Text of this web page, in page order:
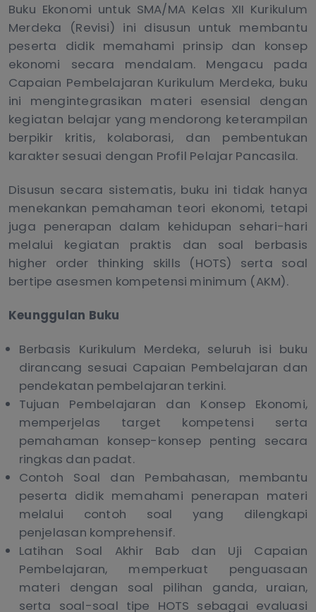
Buku Ekonomi untuk SMA/MA Kelas XII Kurikulum
Merdeka (Revisi) ini disusun untuk membantu
peserta didik memahami prinsip dan konsep
ekonomi secara mendalam. Mengacu pada
Capaian Pembelajaran Kurikulum Merdeka, buku
ini mengintegrasikan materi esensial dengan
kegiatan belajar yang mendorong keterampilan
berpikir kritis, kolaborasi, dan pembentukan
karakter sesuai dengan Profil Pelajar Pancasila.
Disusun secara sistematis, buku ini tidak hanya
menekankan pemahaman teori ekonomi, tetapi
juga penerapan dalam kehidupan sehari-hari
melalui kegiatan praktis dan soal berbasis
higher order thinking skills (HOTS) serta soal
bertipe asesmen kompetensi minimum (AKM).
Keunggulan Buku
Berbasis Kurikulum Merdeka, seluruh isi buku
dirancang sesuai Capaian Pembelajaran dan
pendekatan pembelajaran terkini.
Tujuan Pembelajaran dan Konsep Ekonomi,
memperjelas target kompetensi serta
pemahaman konsep-konsep penting secara
ringkas dan padat.
Contoh Soal dan Pembahasan, membantu
peserta didik memahami penerapan materi
melalui contoh soal yang dilengkapi
penjelasan komprehensif.
Latihan Soal Akhir Bab dan Uji Capaian
Pembelajaran, memperkuat penguasaan
materi dengan soal pilihan ganda, uraian,
serta soal-soal tipe HOTS sebagai evaluasi